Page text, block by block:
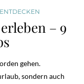
– 9
gehen.
sondern auch